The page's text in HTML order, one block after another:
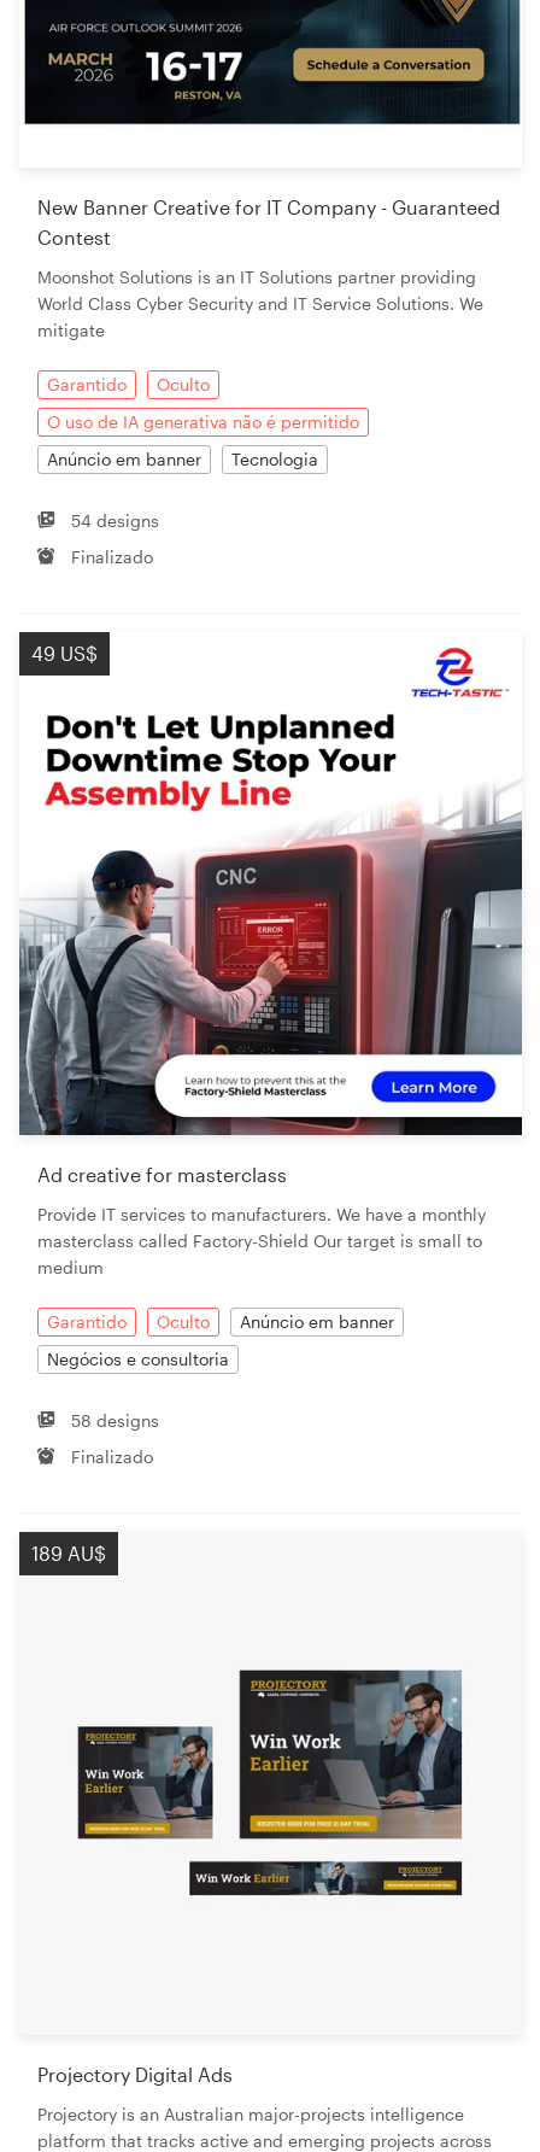
New Banner Creative for IT Company - Guaranteed
Contest
Moonshot Solutions is an IT Solutions partner providing
World Class Cyber Security and IT Service Solutions. We
mitigate
Garantido
Oculto
O uso de IA generativa não é permitido
Anúncio em banner
Tecnologia
54 designs
Finalizado
49 US$
Ad creative for masterclass
Provide IT services to manufacturers. We have a monthly
masterclass called Factory-Shield Our target is small to
medium
Garantido Oculto
Anúncio em banner
Negócios e consultoria
58 designs
Finalizado
189 AU$
Projectory Digital Ads
Projectory is an Australian major-projects intelligence
platform that tracks active and emerging projects across